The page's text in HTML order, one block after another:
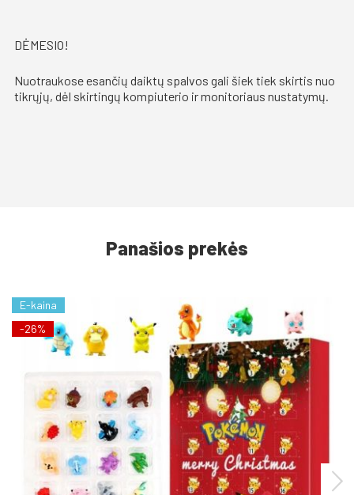
DĖMESIO!
Nuotraukose esančių daiktų spalvos gali šiek tiek skirtis nuo
tikrųjų, dėl skirtingų kompiuterio ir monitoriaus nustatymų.
Panašios prekės
E-kaina
-26%